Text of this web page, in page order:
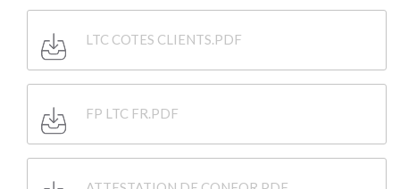
LTC COTES CLIENTS.PDF
FP LTC FR.PDF